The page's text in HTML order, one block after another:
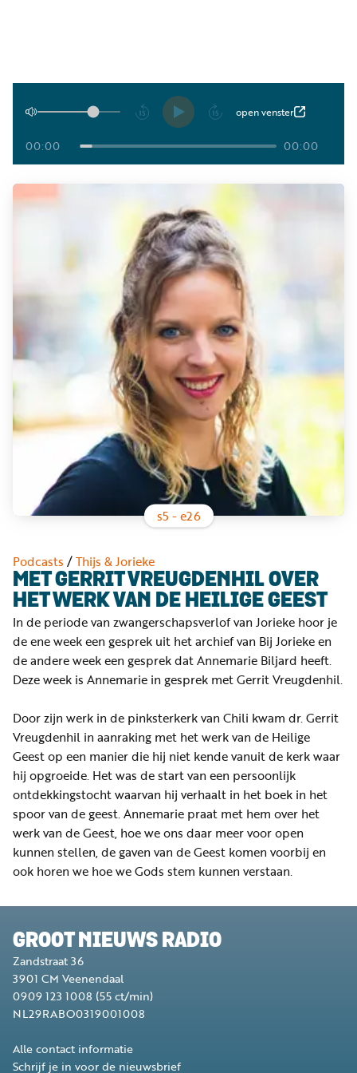
Afspelen open venster
00:00 00:00
s5 - e26
Podcasts /Thijs & Jorieke
MET GERRIT VREUGDENHIL OVER
HET WERK VAN DE HEILIGE GEEST
In de periode van zwangerschapsverlof van Jorieke hoor je
de ene week een gesprek uit het archief van Bij Jorieke en
de andere week een gesprek dat Annemarie Biljard heeft.
Deze week is Annemarie in gesprek met Gerrit Vreugdenhil.
Door zijn werk in de pinksterkerk van Chili kwam dr. Gerrit
Vreugdenhil in aanraking met het werk van de Heilige
Geest op een manier die hij niet kende vanuit de kerk waar
hij opgroeide. Het was de start van een persoonlijk
ontdekkingstocht waarvan hij verhaalt in het boek in het
spoor van de geest. Annemarie praat met hem over het
werk van de Geest, hoe we ons daar meer voor open
kunnen stellen, de gaven van de Geest komen voorbij en
ook horen we hoe we Gods stem kunnen verstaan.
GROOT NIEUWS RADIO
Zandstraat 36
3901 CM Veenendaal
0909 123 1008 (55 ct/min)
NL29RABO0319001008
Alle contact informatie
Schrijf je in voor de nieuwsbrief
Podcasts
Muziek
Artikelen
Kanalen
Word
nu
vriend
Businessclub
Adverteren
Winkel
Privacy
reglement
Algemene
voorwaarden